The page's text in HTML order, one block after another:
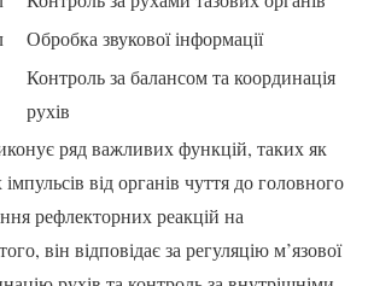
Обробка звукової інформації
Контроль за балансом та координація
рухів
ряд важливих функцій, таких як
від органів чуття до головного
рефлекторних реакцій на
він відповідає за регуляцію м’язової